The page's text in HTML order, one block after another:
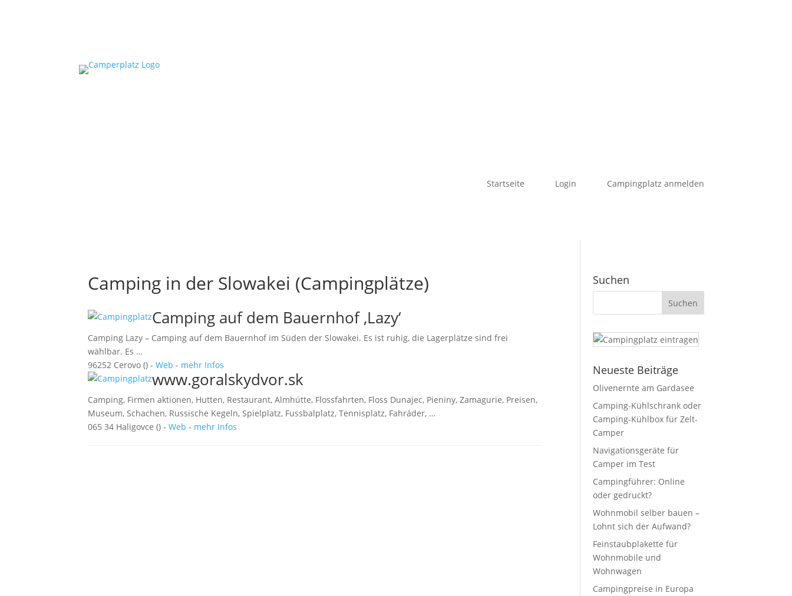
Startseite Login Campingplatz anmelden
Camping in der Slowakei (Campingplätze)
Camping auf dem Bauernhof ‚Lazy‘
Camping Lazy – Camping auf dem Bauernhof im Süden der Slowakei. Es ist ruhig, die Lagerplätze sind frei
wählbar. Es …
96252 Cerovo () -Web - mehr Infos
www.goralskydvor.sk
Camping, Firmen aktionen, Hutten, Restaurant, Almhútte, Flossfahrten, Floss Dunajec, Pieniny, Zamagurie, Preisen,
Museum, Schachen, Russische Kegeln, Spielplatz, Fussbalplatz, Tennisplatz, Fahráder, …
065 34 Haligovce () -Web - mehr Infos
Suchen
Neueste Beiträge
Olivenernte am Gardasee
Camping-Kühlschrank oder
Camping-Kühlbox für Zelt-
Camper
Navigationsgeräte für
Camper im Test
Campingführer: Online
oder gedruckt?
Wohnmobil selber bauen –
Lohnt sich der Aufwand?
Feinstaubplakette für
Wohnmobile und
Wohnwagen
Campingpreise in Europa